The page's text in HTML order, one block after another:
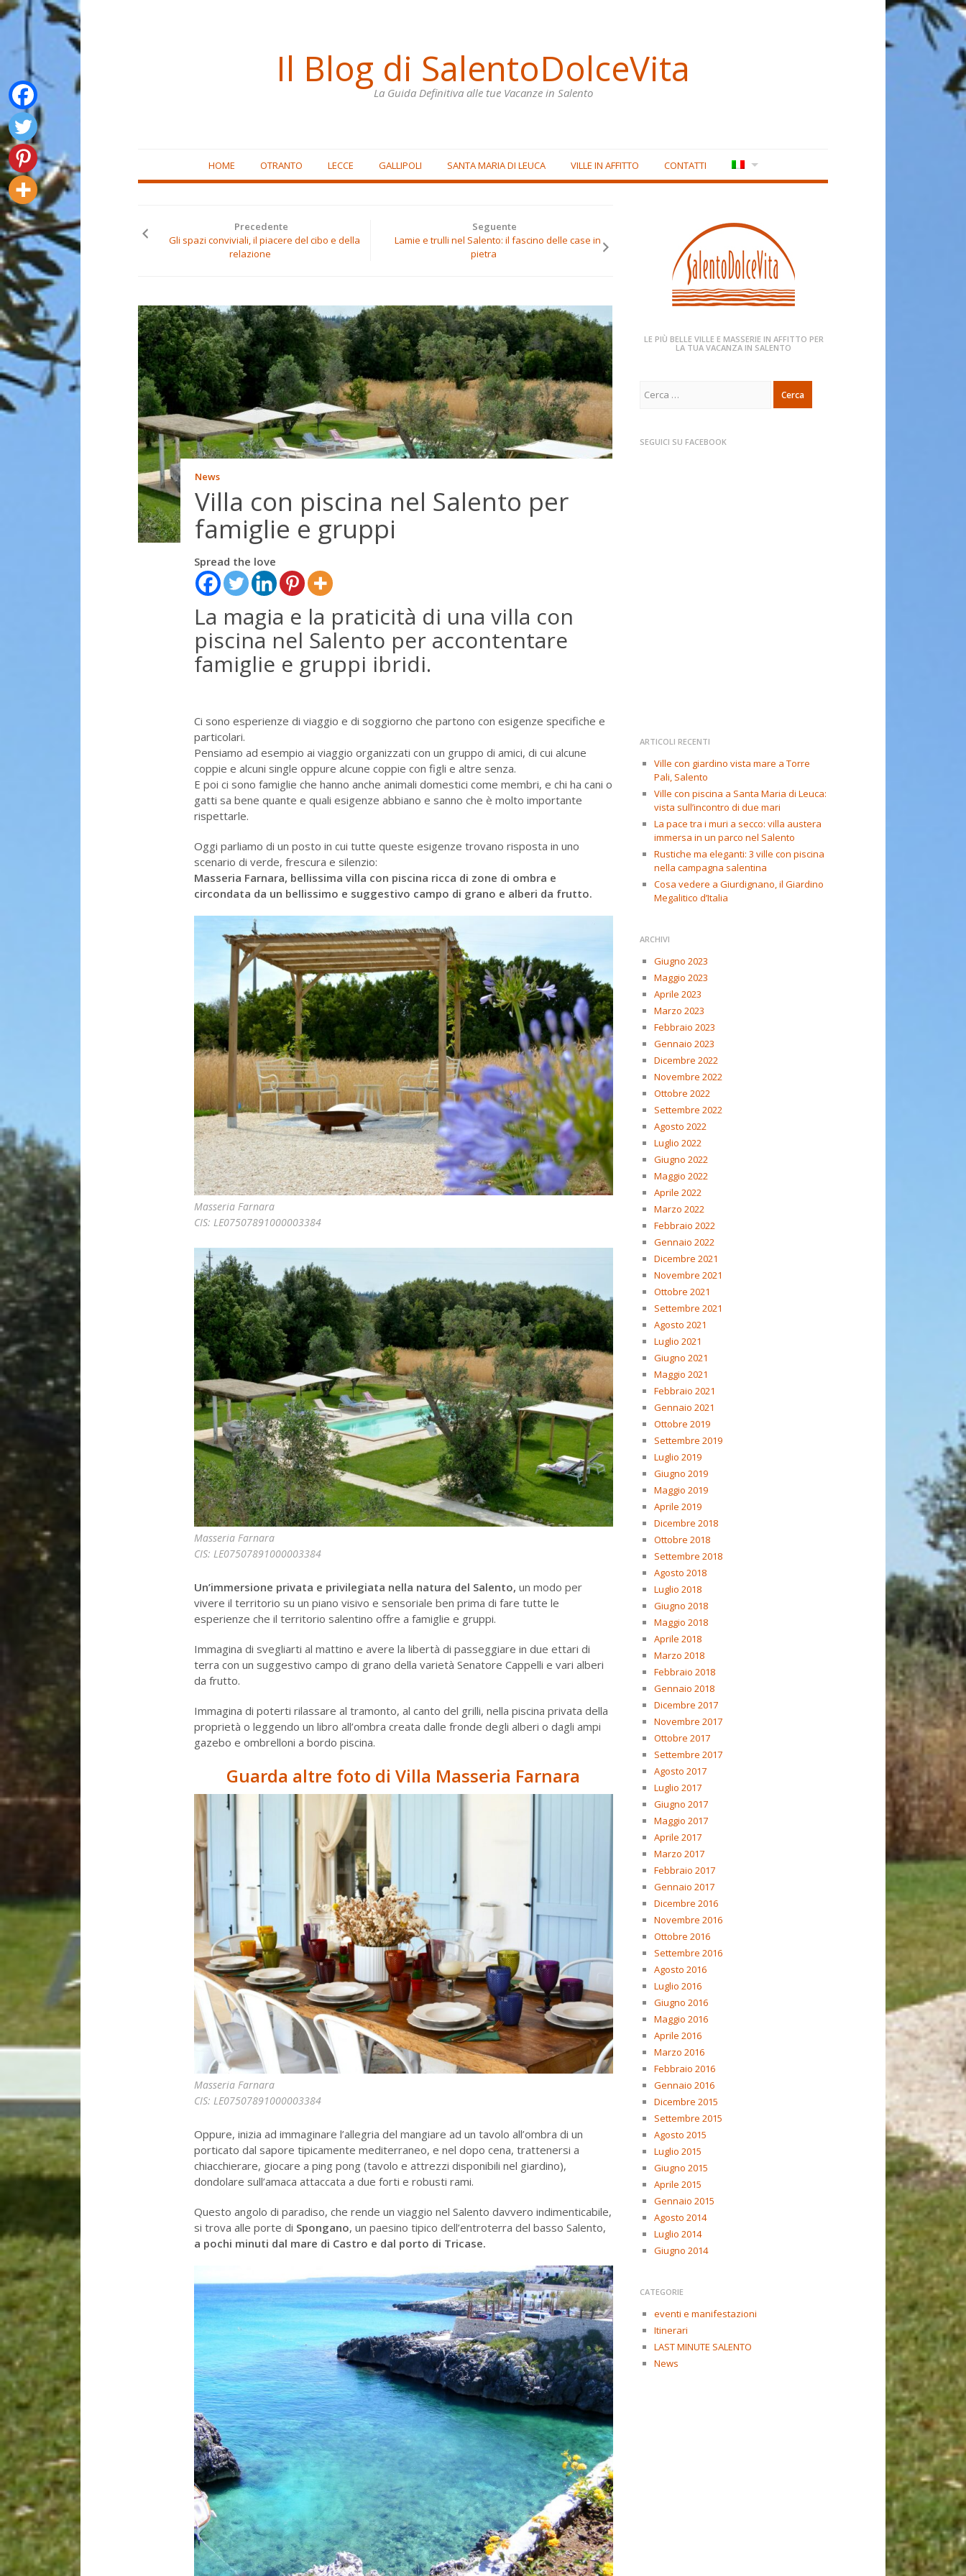
Il Blog di SalentoDolceVita
La Guida Definitiva alle tue Vacanze in Salento
content
HOME OTRANTO LECCE GALLIPOLI SANTA MARIA DI LEUCA VILLE IN AFFITTO CONTATTI
Precedente
Gli spazi conviviali, il piacere del cibo e della
relazione
Seguente
Lamie e trulli nel Salento: il fascino delle case in
pietra
News
Villa con piscina nel Salento per
famiglie e gruppi
Spread the love
La magia e la praticità di una villa con
piscina nel Salento per accontentare
famiglie e gruppi ibridi.
Ci sono esperienze di viaggio e di soggiorno che partono con esigenze specifiche e
particolari.
Pensiamo ad esempio ai viaggio organizzati con un gruppo di amici, di cui alcune
coppie e alcuni single oppure alcune coppie con figli e altre senza.
E poi ci sono famiglie che hanno anche animali domestici come membri, e chi ha cani o
gatti sa bene quante e quali esigenze abbiano e sanno che è molto importante
rispettarle.
Oggi parliamo di un posto in cui tutte queste esigenze trovano risposta in uno
scenario di verde, frescura e silenzio:
Masseria Farnara, bellissima villa con piscina ricca di zone di ombra e
circondata da un bellissimo e suggestivo campo di grano e alberi da frutto.
Masseria Farnara
CIS: LE07507891000003384
Masseria Farnara
CIS: LE07507891000003384
Un’immersione privata e privilegiata nella natura del Salento, un modo per
vivere il territorio su un piano visivo e sensoriale ben prima di fare tutte le
esperienze che il territorio salentino offre a famiglie e gruppi.
Immagina di svegliarti al mattino e avere la libertà di passeggiare in due ettari di
terra con un suggestivo campo di grano della varietà Senatore Cappelli e vari alberi
da frutto.
Immagina di poterti rilassare al tramonto, al canto del grilli, nella piscina privata della
proprietà o leggendo un libro all’ombra creata dalle fronde degli alberi o dagli ampi
gazebo e ombrelloni a bordo piscina.
Guarda altre foto di Villa Masseria Farnara
Masseria Farnara
CIS: LE07507891000003384
Oppure, inizia ad immaginare l’allegria del mangiare ad un tavolo all’ombra di un
porticato dal sapore tipicamente mediterraneo, e nel dopo cena, trattenersi a
chiacchierare, giocare a ping pong (tavolo e attrezzi disponibili nel giardino),
dondolare sull’amaca attaccata a due forti e robusti rami.
Questo angolo di paradiso, che rende un viaggio nel Salento davvero indimenticabile,
si trova alle porte di Spongano, un paesino tipico dell’entroterra del basso Salento,
a pochi minuti dal mare di Castro e dal porto di Tricase.
LE PIÙ BELLE VILLE E MASSERIE IN AFFITTO PER
LA TUA VACANZA IN SALENTO
per:
SEGUICI SU FACEBOOK
ARTICOLI RECENTI
Ville con giardino vista mare a Torre
Pali, Salento
Ville con piscina a Santa Maria di Leuca:
vista sull’incontro di due mari
La pace tra i muri a secco: villa austera
immersa in un parco nel Salento
Rustiche ma eleganti: 3 ville con piscina
nella campagna salentina
Cosa vedere a Giurdignano, il Giardino
Megalitico d’Italia
ARCHIVI
Giugno 2023
Maggio 2023
Aprile 2023
Marzo 2023
Febbraio 2023
Gennaio 2023
Dicembre 2022
Novembre 2022
Ottobre 2022
Settembre 2022
Agosto 2022
Luglio 2022
Giugno 2022
Maggio 2022
Aprile 2022
Marzo 2022
Febbraio 2022
Gennaio 2022
Dicembre 2021
Novembre 2021
Ottobre 2021
Settembre 2021
Agosto 2021
Luglio 2021
Giugno 2021
Maggio 2021
Febbraio 2021
Gennaio 2021
Ottobre 2019
Settembre 2019
Luglio 2019
Giugno 2019
Maggio 2019
Aprile 2019
Dicembre 2018
Ottobre 2018
Settembre 2018
Agosto 2018
Luglio 2018
Giugno 2018
Maggio 2018
Aprile 2018
Marzo 2018
Febbraio 2018
Gennaio 2018
Dicembre 2017
Novembre 2017
Ottobre 2017
Settembre 2017
Agosto 2017
Luglio 2017
Giugno 2017
Maggio 2017
Aprile 2017
Marzo 2017
Febbraio 2017
Gennaio 2017
Dicembre 2016
Novembre 2016
Ottobre 2016
Settembre 2016
Agosto 2016
Luglio 2016
Giugno 2016
Maggio 2016
Aprile 2016
Marzo 2016
Febbraio 2016
Gennaio 2016
Dicembre 2015
Settembre 2015
Agosto 2015
Luglio 2015
Giugno 2015
Aprile 2015
Gennaio 2015
Agosto 2014
Luglio 2014
Giugno 2014
CATEGORIE
eventi e manifestazioni
Itinerari
LAST MINUTE SALENTO
News